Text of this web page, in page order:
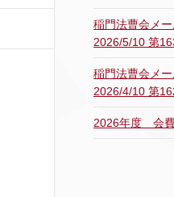
稲門法曹会メ
2026/5/10 第
稲門法曹会メ
2026/4/10 第
2026年度 会